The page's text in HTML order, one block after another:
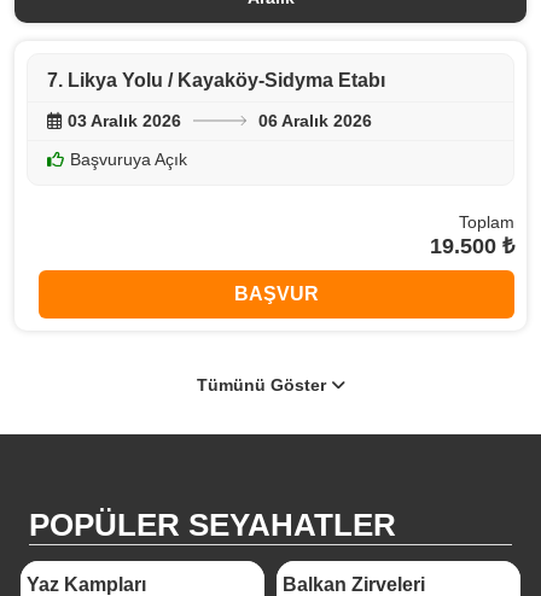
7. Likya Yolu / Kayaköy-Sidyma Etabı
03 Aralık 2026
06 Aralık 2026
Başvuruya Açık
Toplam
19.500 ₺
BAŞVUR
Tümünü Göster
POPÜLER SEYAHATLER
1 Gece 2 Gün
Yaz Kampları
6 gece 7 gün
Balkan Zirveleri